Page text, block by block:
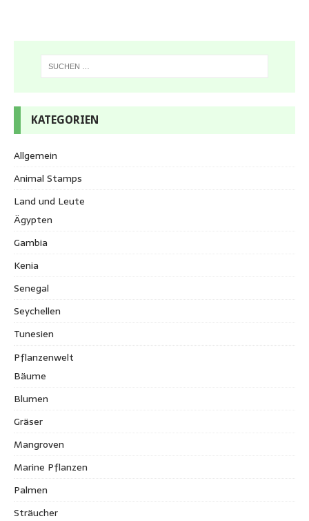
KATEGORIEN
Allgemein
Animal Stamps
Land und Leute
Ägypten
Gambia
Kenia
Senegal
Seychellen
Tunesien
Pflanzenwelt
Bäume
Blumen
Gräser
Mangroven
Marine Pflanzen
Palmen
Sträucher